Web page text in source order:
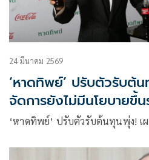
24 มีนาคม 2569
‘หาดทิพย์’ ปรับตัวรับต้
จัดการยังไม่มีนโยบายขึ้น
ปันผลปี 68 ที่ 0.99 บาท
‘หาดทิพย์’ ปรับตัวรับต้นทุนพุ่ง! เ